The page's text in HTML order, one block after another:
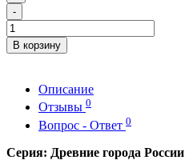
-
В корзину
Описание
Отзывы 0
Вопрос - Ответ 0
Серия: Древние города России